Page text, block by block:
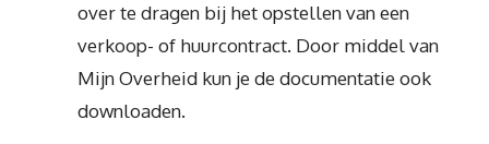
over te dragen bij het opstellen van een
verkoop- of huurcontract. Door middel van
Mijn Overheid kun je de documentatie ook
downloaden.